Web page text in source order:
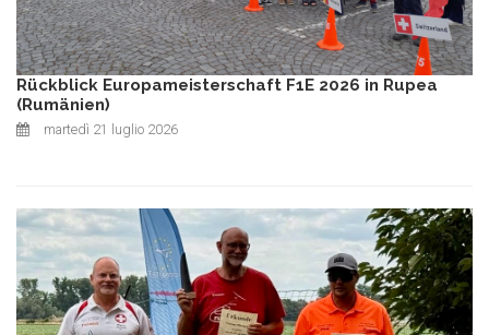
Rückblick Europameisterschaft F1E 2026 in Rupea
(Rumänien)
martedì 21 luglio 2026